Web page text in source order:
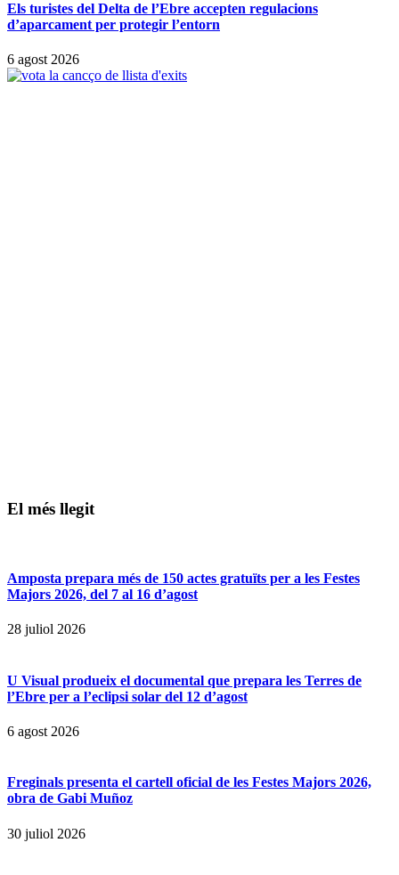
Els turistes del Delta de l’Ebre accepten regulacions
d’aparcament per protegir l’entorn
6 agost 2026
El més llegit
Amposta prepara més de 150 actes gratuïts per a les Festes
Majors 2026, del 7 al 16 d’agost
28 juliol 2026
U Visual produeix el documental que prepara les Terres de
l’Ebre per a l’eclipsi solar del 12 d’agost
6 agost 2026
Freginals presenta el cartell oficial de les Festes Majors 2026,
obra de Gabi Muñoz
30 juliol 2026